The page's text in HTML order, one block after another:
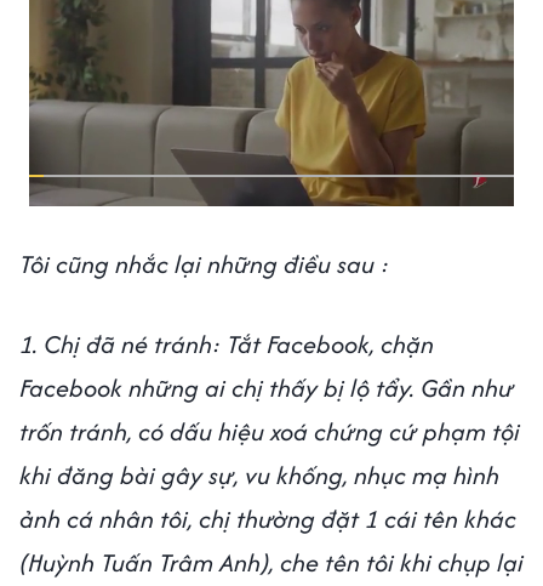
Tôi cũng nhắc lại những điều sau :
1. Chị đã né tránh: Tắt Facebook, chặn
Facebook những ai chị thấy bị lộ tẩy. Gần như
trốn tránh, có dấu hiệu xoá chứng cứ phạm tội
khi đăng bài gây sự, vu khống, nhục mạ hình
ảnh cá nhân tôi, chị thường đặt 1 cái tên khác
(Huỳnh Tuấn Trâm Anh), che tên tôi khi chụp lại